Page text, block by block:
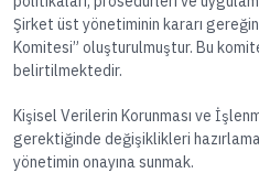
Şirket üst yönetiminin kararı
Komitesi” oluşturulmuştur. Bu
belirtilmektedir.
Kişisel Verilerin Korunması ve
gerektiğinde değişiklikleri
yönetimin onayına sunmak.